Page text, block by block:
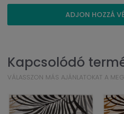
ADJON HOZZÁ
Kapcsolódó
VÁLASSZON MÁS AJÁNLATOKAT A